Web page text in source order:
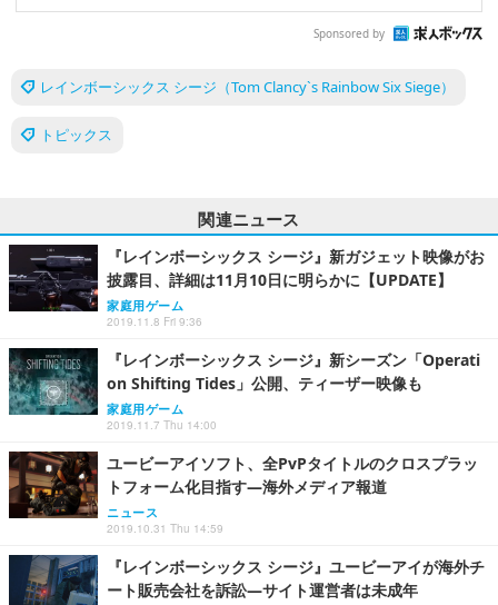
Sponsored by
レインボーシックス シージ（Tom Clancy`s Rainbow Six Siege）
トピックス
関連ニュース
『レインボーシックス シージ』新ガジェット映像がお
披露目、詳細は11月10日に明らかに【UPDATE】
家庭用ゲーム
2019.11.8 Fri 9:36
『レインボーシックス シージ』新シーズン「Operati
on Shifting Tides」公開、ティーザー映像も
家庭用ゲーム
2019.11.7 Thu 14:00
ユービーアイソフト、全PvPタイトルのクロスプラッ
トフォーム化目指す―海外メディア報道
ニュース
2019.10.31 Thu 14:59
『レインボーシックス シージ』ユービーアイが海外チ
ート販売会社を訴訟―サイト運営者は未成年